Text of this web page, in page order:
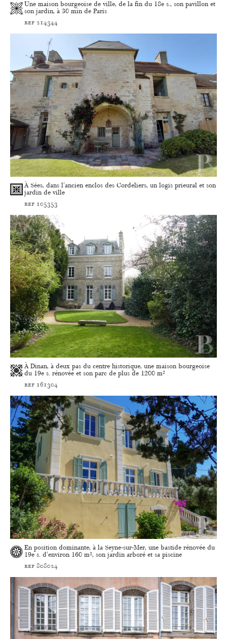
Une maison bourgeoise de ville, de la fin du 18e s., son pavillon et
son jardin, à 30 min de Paris
ref 214344
À Sées, dans l'ancien enclos des Cordeliers, un logis prieural et son
jardin de ville
ref 105353
À Dinan, à deux pas du centre historique, une maison bourgeoise
du 19e s. rénovée et son parc de plus de 1200 m²
ref 161304
En position dominante, à la Seyne-sur-Mer, une bastide rénovée du
19e s. d'environ 160 m², son jardin arboré et sa piscine
ref 808024